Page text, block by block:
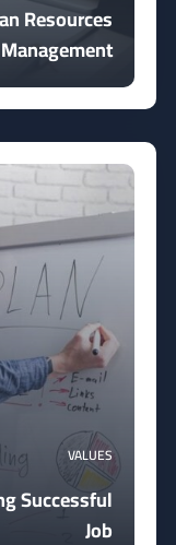
Resources
Management
VALUES
Successful
Job